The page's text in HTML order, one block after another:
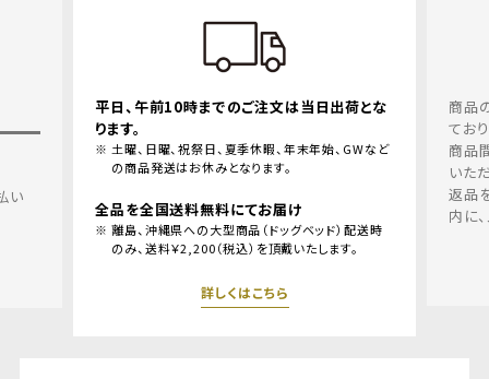
商品の品質、取り扱いについては十分留意し
ておりますが、万一、お届けした商品の不良、
商品間違えにつきましては、良品と交換させて
いただきます。
内に、メールリンクよりご連絡ください。